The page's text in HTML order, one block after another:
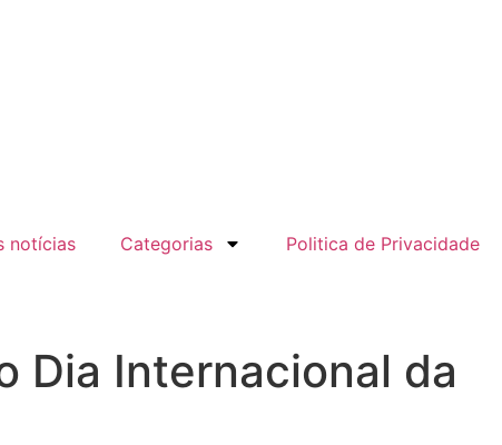
notícias Categorias Politica de Privacidade
Dia Internacional da